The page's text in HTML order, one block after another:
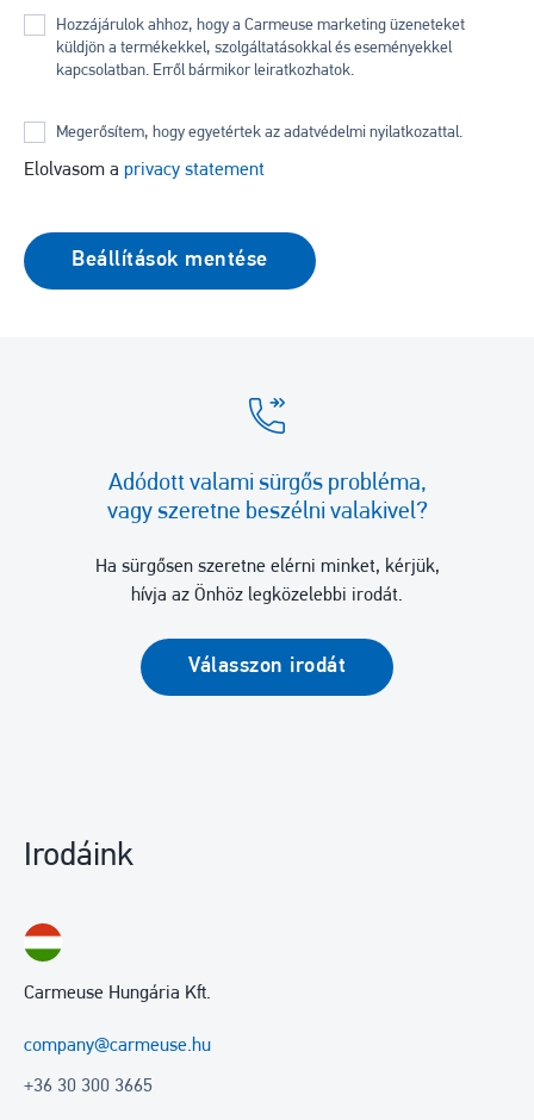
Hozzájárulok ahhoz, hogy a Carmeuse marketing üzeneteket
küldjön a termékekkel, szolgáltatásokkal és eseményekkel
kapcsolatban. Erről bármikor leiratkozhatok.
Megerősítem, hogy egyetértek az adatvédelmi nyilatkozattal.
Elolvasom a privacy statement
Adódott valami sürgős probléma,
vagy szeretne beszélni valakivel?
Ha sürgősen szeretne elérni minket, kérjük,
hívja az Önhöz legközelebbi irodát.
Válasszon irodát
Irodáink
Carmeuse Hungária Kft.
company@carmeuse.hu
+36 30 300 3665